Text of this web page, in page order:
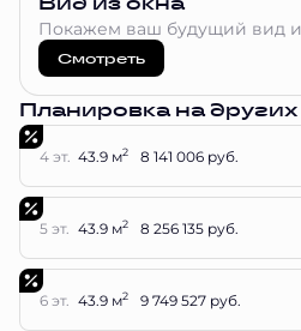
Покажем ваш будущий вид
Смотреть
Планировка на
4 эт. 43.9 м2 8 141 006 руб.
5 эт. 43.9 м2 8 256 135 руб.
6 эт. 43.9 м2 9 749 527 руб.